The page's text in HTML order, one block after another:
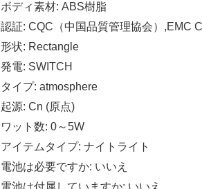
ボディ素材: ABS樹脂
認証: CQC（中国品質管理協会）,EMC
形状: Rectangle
発電: SWITCH
タイプ: atmosphere
起源: Cn (原点)
ワット数: 0～5W
アイテムタイプ: ナイトライト
電池は必要ですか: いいえ